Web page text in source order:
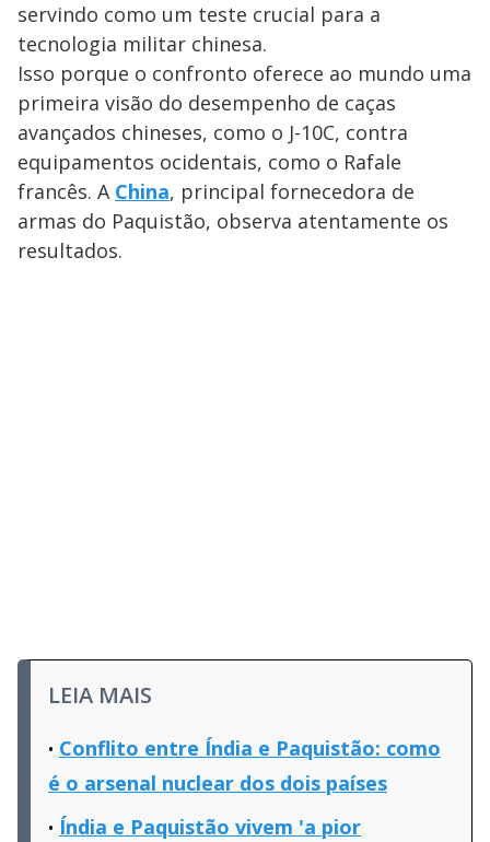
servindo como um teste crucial para a
tecnologia militar chinesa.
Isso porque o confronto oferece ao mundo uma
primeira visão do desempenho de caças
avançados chineses, como o J-10C, contra
equipamentos ocidentais, como o Rafale
francês. A China, principal fornecedora de
armas do Paquistão, observa atentamente os
resultados.
LEIA MAIS
Conflito entre Índia e Paquistão: como
é o arsenal nuclear dos dois países
Índia e Paquistão vivem 'a pior